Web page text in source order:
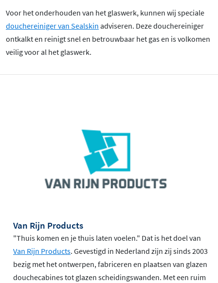
Voor het onderhouden van het glaswerk, kunnen wij speciale
douchereiniger van Sealskin adviseren. Deze douchereiniger
ontkalkt en reinigt snel en betrouwbaar het gas en is volkomen
veilig voor al het glaswerk.
Van Rijn Products
"Thuis komen en je thuis laten voelen." Dat is het doel van
Van Rijn Products. Gevestigd in Nederland zijn zij sinds 2003
bezig met het ontwerpen, fabriceren en plaatsen van glazen
douchecabines tot glazen scheidingswanden. Met een ruim